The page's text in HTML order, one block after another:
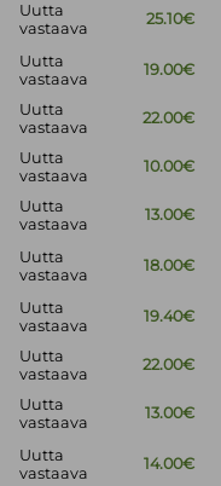
Uutta
vastaava
25.10€
Uutta
vastaava
19.00€
Uutta
vastaava
22.00€
Uutta
vastaava
10.00€
Uutta
vastaava
13.00€
Uutta
vastaava
18.00€
Uutta
vastaava
19.40€
Uutta
vastaava
22.00€
Uutta
vastaava
13.00€
Uutta
vastaava
14.00€